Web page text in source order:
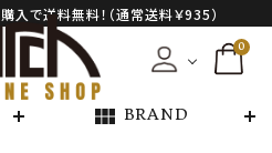
で送料無料！（通常送料￥935）
0
view_module BRAND